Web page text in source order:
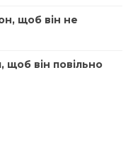
щоб він не
він повільно